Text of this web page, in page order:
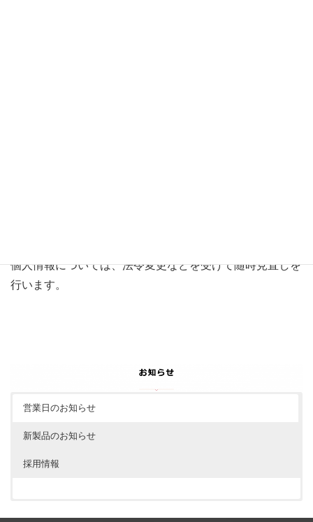
個人情報については、法令変更などを受けて随時見直しを
行います。
営業日のお知らせ
新製品のお知らせ
採用情報